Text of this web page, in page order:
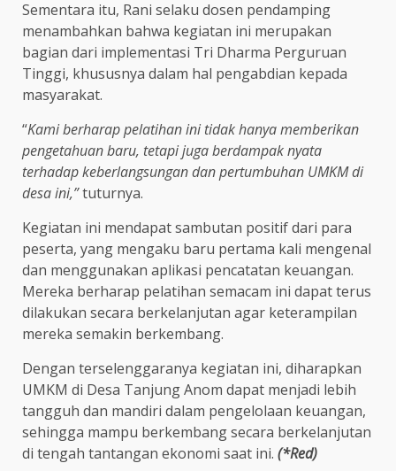
Sementara itu, Rani selaku dosen pendamping
menambahkan bahwa kegiatan ini merupakan
bagian dari implementasi Tri Dharma Perguruan
Tinggi, khususnya dalam hal pengabdian kepada
masyarakat.
“Kami berharap pelatihan ini tidak hanya memberikan
pengetahuan baru, tetapi juga berdampak nyata
terhadap keberlangsungan dan pertumbuhan UMKM di
desa ini,”tuturnya.
Kegiatan ini mendapat sambutan positif dari para
peserta, yang mengaku baru pertama kali mengenal
dan menggunakan aplikasi pencatatan keuangan.
Mereka berharap pelatihan semacam ini dapat terus
dilakukan secara berkelanjutan agar keterampilan
mereka semakin berkembang.
Dengan terselenggaranya kegiatan ini, diharapkan
UMKM di Desa Tanjung Anom dapat menjadi lebih
tangguh dan mandiri dalam pengelolaan keuangan,
sehingga mampu berkembang secara berkelanjutan
di tengah tantangan ekonomi saat ini. (*Red)